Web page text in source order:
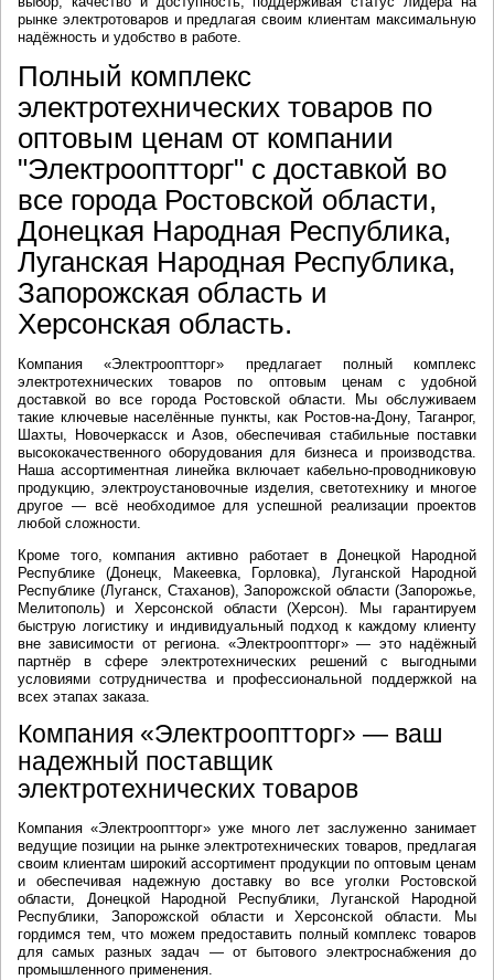
рынке электротоваров и предлагая своим клиентам максимальную
надёжность и удобство в работе.
Полный комплекс
электротехнических товаров по
оптовым ценам от компании
"Электрооптторг" с доставкой во
все города Ростовской области,
Донецкая Народная Республика,
Луганская Народная Республика,
Запорожская область и
Херсонская область.
Компания «Электрооптторг» предлагает полный комплекс
электротехнических товаров по оптовым ценам с удобной
доставкой во все города Ростовской области. Мы обслуживаем
такие ключевые населённые пункты, как Ростов-на-Дону, Таганрог,
Шахты, Новочеркасск и Азов, обеспечивая стабильные поставки
высококачественного оборудования для бизнеса и производства.
Наша ассортиментная линейка включает кабельно-проводниковую
продукцию, электроустановочные изделия, светотехнику и многое
другое — всё необходимое для успешной реализации проектов
любой сложности.
Кроме того, компания активно работает в Донецкой Народной
Республике (Донецк, Макеевка, Горловка), Луганской Народной
Республике (Луганск, Стаханов), Запорожской области (Запорожье,
Мелитополь) и Херсонской области (Херсон). Мы гарантируем
быструю логистику и индивидуальный подход к каждому клиенту
вне зависимости от региона. «Электрооптторг» — это надёжный
партнёр в сфере электротехнических решений с выгодными
условиями сотрудничества и профессиональной поддержкой на
всех этапах заказа.
Компания «Электрооптторг» — ваш
надежный поставщик
электротехнических товаров
Компания «Электрооптторг» уже много лет заслуженно занимает
ведущие позиции на рынке электротехнических товаров, предлагая
своим клиентам широкий ассортимент продукции по оптовым ценам
и обеспечивая надежную доставку во все уголки Ростовской
области, Донецкой Народной Республики, Луганской Народной
Республики, Запорожской области и Херсонской области. Мы
гордимся тем, что можем предоставить полный комплекс товаров
для самых разных задач — от бытового электроснабжения до
промышленного применения.